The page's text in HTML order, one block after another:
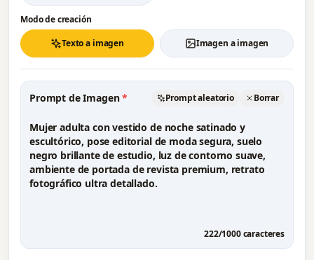
Modo de creación
Texto a imagen
Imagen a imagen
Prompt de Imagen * Prompt aleatorio Borrar
222/1000caracteres